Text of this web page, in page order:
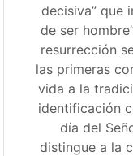
decisiva” que
de ser
resurrección
las primeras
vida a la
identificación
día del
distingue a la